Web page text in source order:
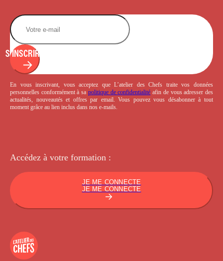
S'INSCRIRE
En vous inscrivant, vous acceptez que L’atelier des Chefs traite vos données
personnelles conformément à sa politique de confidentialité afin de vous adresser des
actualités, nouveautés et offres par email. Vous pouvez vous désabonner à tout
moment grâce au lien inclus dans nos e-mails.
Accédez à votre formation :
JE ME CONNECTE
JE ME CONNECTE